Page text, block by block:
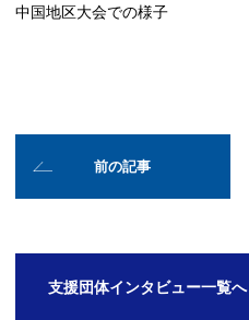
中国地区大会での様子
前の記事
支援団体インタビュー一覧へ